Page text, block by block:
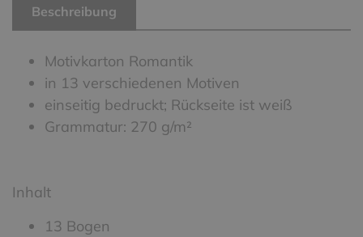
Beschreibung
Motivkarton Romantik
in 13 verschiedenen Motiven
einseitig bedruckt; Rückseite ist weiß
Grammatur: 270 g/m²
Inhalt
13 Bogen